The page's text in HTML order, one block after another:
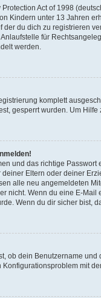
Act of 1998
Kindern unter 13 Jahren
du dich zu registrieren
für
werden.
komplett
gesperrt wurden. Um
und das richtige
Eltern oder deiner
alle neu angemeldeten
nicht. Wenn du eine E-
Wenn du dir sicher bist,
ob dein Benutzername
mit